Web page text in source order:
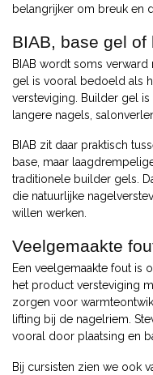
belangrijker om breuk en
BIAB, base gel of
BIAB wordt soms
gel is vooral bedoeld als
versteviging. Builder gel
langere nagels,
BIAB zit daar praktisch
base, maar
traditionele builder gels.
die natuurlijke
willen werken.
Veelgemaakte
Een veelgemaakte fout is
het product versteviging
zorgen voor
lifting bij de nagelriem.
vooral door plaatsing en
Bij cursisten zien we ook